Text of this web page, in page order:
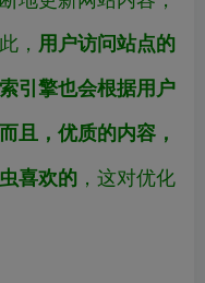
， 用户访问站点的
引擎也会根据用户
且，优质的内容，
喜欢的 ，这对优化